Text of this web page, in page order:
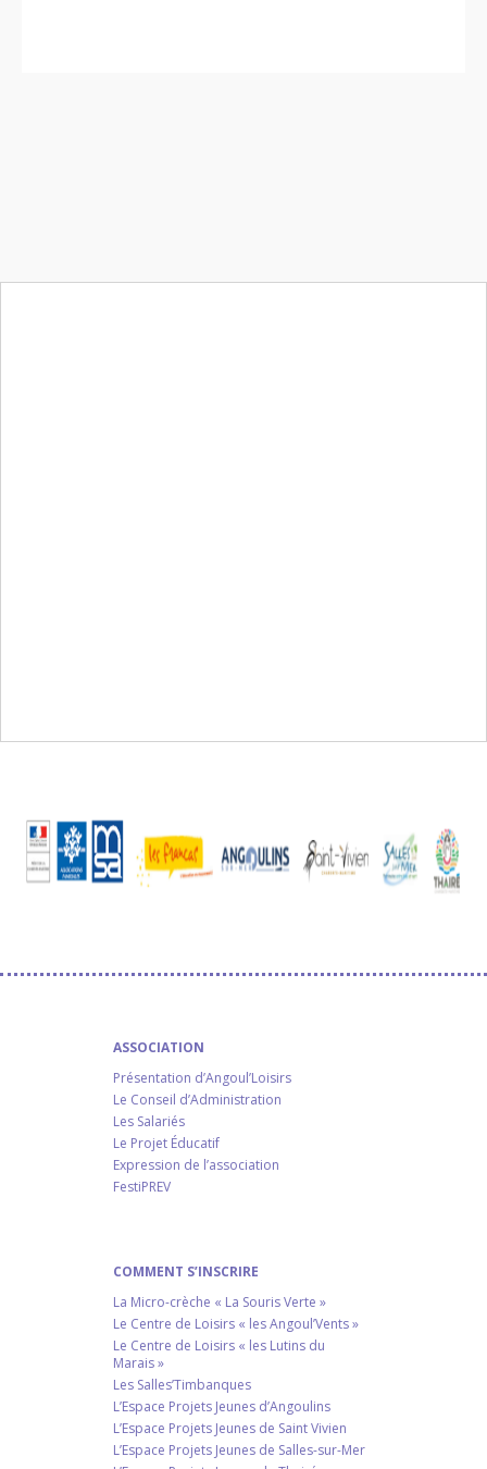
ASSOCIATION
Présentation d’Angoul’Loisirs
Le Conseil d’Administration
Les Salariés
Le Projet Éducatif
Expression de l’association
FestiPREV
COMMENT S’INSCRIRE
La Micro-crèche « La Souris Verte »
Le Centre de Loisirs « les Angoul’Vents »
Le Centre de Loisirs « les Lutins du
Marais »
Les Salles’Timbanques
L’Espace Projets Jeunes d’Angoulins
L’Espace Projets Jeunes de Saint Vivien
L’Espace Projets Jeunes de Salles-sur-Mer